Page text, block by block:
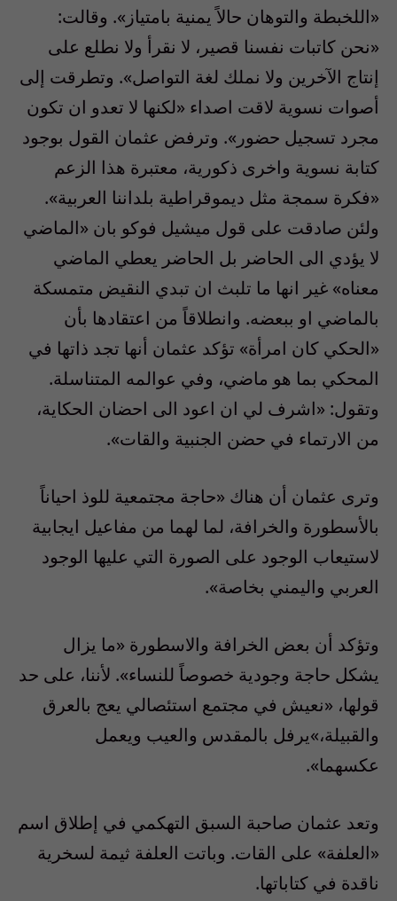
«اللخبطة والتوهان حالاً يمنية بامتياز». وقالت:
«نحن كاتبات نفسنا قصير، لا نقرأ ولا نطلع على
إنتاج الآخرين ولا نملك لغة التواصل». وتطرقت إلى
أصوات نسوية لاقت اصداء «لكنها لا تعدو ان تكون
مجرد تسجيل حضور». وترفض عثمان القول بوجود
كتابة نسوية واخرى ذكورية، معتبرة هذا الزعم
«فكرة سمجة مثل ديموقراطية بلداننا العربية».
ولئن صادقت على قول ميشيل فوكو بان «الماضي
لا يؤدي الى الحاضر بل الحاضر يعطي الماضي
معناه» غير انها ما تلبث ان تبدي النقيض متمسكة
بالماضي او ببعضه. وانطلاقاً من اعتقادها بأن
«الحكي كان امرأة» تؤكد عثمان أنها تجد ذاتها في
المحكي بما هو ماضي، وفي عوالمه المتناسلة.
وتقول: «اشرف لي ان اعود الى احضان الحكاية،
من الارتماء في حضن الجنبية والقات».
وترى عثمان أن هناك «حاجة مجتمعية للوذ احياناً
بالأسطورة والخرافة، لما لهما من مفاعيل ايجابية
لاستيعاب الوجود على الصورة التي عليها الوجود
العربي واليمني بخاصة».
وتؤكد أن بعض الخرافة والاسطورة «ما يزال
يشكل حاجة وجودية خصوصاً للنساء». لأننا، على حد
قولها، «نعيش في مجتمع استئصالي يعج بالعرق
والقبيلة،»يرفل بالمقدس والعيب ويعمل
عكسهما».
وتعد عثمان صاحبة السبق التهكمي في إطلاق اسم
«العلفة» على القات. وباتت العلفة ثيمة لسخرية
ناقدة في كتاباتها.